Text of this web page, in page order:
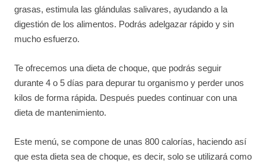
grasas, estimula las glándulas salivares, ayudando a la
digestión de los alimentos. Podrás adelgazar rápido y sin
mucho esfuerzo.
Te ofrecemos una dieta de choque, que podrás seguir
durante 4 o 5 días para depurar tu organismo y perder unos
kilos de forma rápida. Después puedes continuar con una
dieta de mantenimiento.
Este menú, se compone de unas 800 calorías, haciendo así
que esta dieta sea de choque, es decir, solo se utilizará como